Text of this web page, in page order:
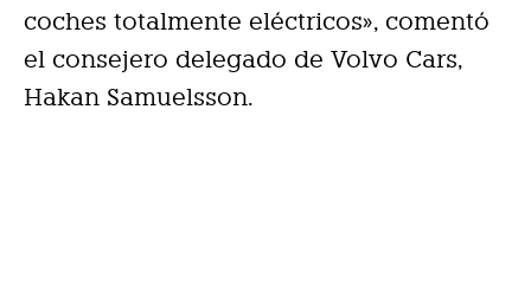
coches totalmente eléctricos», comentó
el consejero delegado de Volvo Cars,
Hakan Samuelsson.